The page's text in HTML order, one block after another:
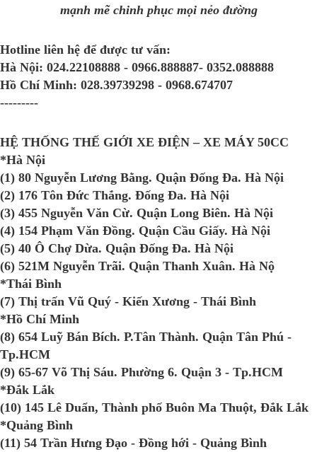
mạnh mẽ chinh phục mọi nẻo đường
Hotline liên hệ để được tư vấn:
Hà Nội: 024.22108888 - 0966.888887- 0352.088888
Hồ Chí Minh: 028.39739298 - 0968.674707
---------
HỆ THỐNG THẾ GIỚI XE ĐIỆN – XE MÁY 50CC
*Hà Nội
(1) 80 Nguyễn Lương Bằng. Quận Đống Đa. Hà Nội
(2) 176 Tôn Đức Thắng. Đống Đa. Hà Nội
(3) 455 Nguyễn Văn Cừ. Quận Long Biên. Hà Nội
(4) 154 Phạm Văn Đồng. Quận Cầu Giấy. Hà Nội
(5) 40 Ô Chợ Dừa. Quận Đống Đa. Hà Nội
(6) 521M Nguyễn Trãi. Quận Thanh Xuân. Hà Nộ
*Thái Bình
(7) Thị trấn Vũ Quý - Kiến Xương - Thái Bình
*Hồ Chí Minh
(8) 654 Luỹ Bán Bích. P.Tân Thành. Quận Tân Phú -
Tp.HCM
(9) 65-67 Võ Thị Sáu. Phường 6. Quận 3 - Tp.HCM
*Đắk Lắk
(10) 145 Lê Duẩn, Thành phố Buôn Ma Thuột, Đắk Lắk
*Quảng Bình
(11) 54 Trần Hưng Đạo - Đồng hới - Quảng Bình